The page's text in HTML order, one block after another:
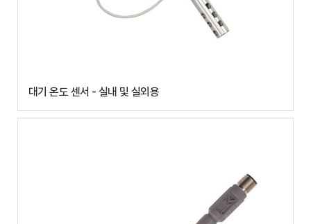
대기 온도 센서 - 실내 및 실외용